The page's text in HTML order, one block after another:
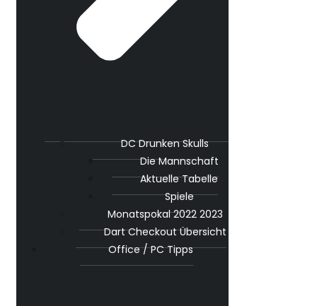
DC Drunken Skulls
Die Mannschaft
Aktuelle Tabelle
Spiele
Monatspokal 2022 2023
Dart Checkout Übersicht
Office / PC Tipps